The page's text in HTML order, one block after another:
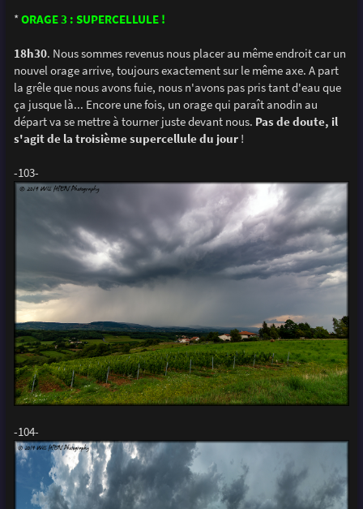
*ORAGE 3 : SUPERCELLULE !
18h30. Nous sommes revenus nous placer au même endroit car un
nouvel orage arrive, toujours exactement sur le même axe. A part
la grêle que nous avons fuie, nous n'avons pas pris tant d'eau que
ça jusque là... Encore une fois, un orage qui paraît anodin au
départ va se mettre à tourner juste devant nous. Pas de doute, il
s'agit de la troisième supercellule du jour!
-103-
-104-